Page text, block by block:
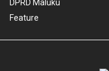
DPRD Maluku
Feature